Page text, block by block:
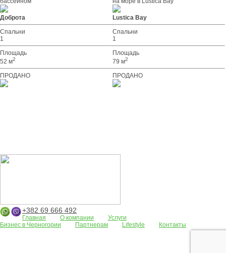
Доброта
Спальни
1
Площадь
52 м2
ПРОДАНО
Lustica Bay
Спальни
1
Площадь
79 м2
ПРОДАНО
+382 69 666 492
Главная О компании
Услуги
Бизнес в Черногории
Партнерам Lifestyle Контакты
Жилые